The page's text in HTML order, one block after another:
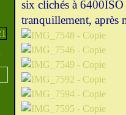
six clichés à 6400ISO
tranquillement, après